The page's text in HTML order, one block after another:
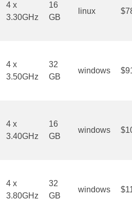
4 x
3.30GHz
16
GB
linux
4 x
3.50GHz
32
GB
windows
4 x
3.40GHz
16
GB
windows
4 x
3.80GHz
32
GB
windows